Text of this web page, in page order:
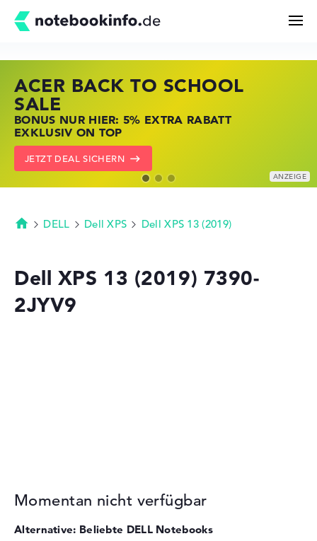
Kaufberatung
Technik & Wissen
Deals
ACER BACK TO SCHOOL
SALE
BONUS NUR HIER: 5% EXTRA RABATT
EXKLUSIV ON TOP
JETZT DEAL SICHERN
HP STORE SSV DEALS
JETZT ZUGREIFEN: NOTEBOOKS BEI HP
KRÄFTIG REDUZIERT
ZU DEN HP ANGEBOTEN
LENOVO LAPTOP DEALS
NOTEBOOKS BEI LENOVO JETZT
KRÄFTIG REDUZIERT
LENOVO DEALS ZEIGEN
Startseite
DELL Dell XPS Dell XPS 13 (2019)
Dell XPS 13 (2019) 7390-
2JYV9
Momentan nicht verfügbar
Alternative: Beliebte DELL Notebooks